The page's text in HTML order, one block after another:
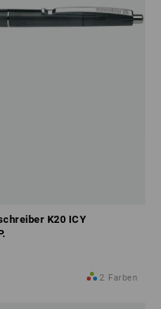
K20 ICY
2 Farben